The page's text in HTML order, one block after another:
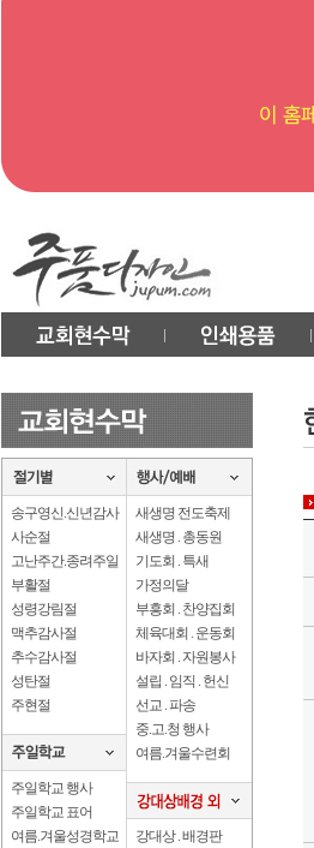
송구영신.신년감사
사순절
고난주간.종려주일
부활절
성령강림절
맥추감사절
추수감사절
성탄절
주현절
주일학교 행사
주일학교 표어
여름.겨울성경학교
새생명 전도축제
새생명 . 총동원
기도회 . 특새
가정의달
부흥회 . 찬양집회
체육대회 . 운동회
바자회 . 자원봉사
설립 . 임직 . 헌신
선교 . 파송
중.고.청 행사
여름.겨울수련회
강대상 . 배경판